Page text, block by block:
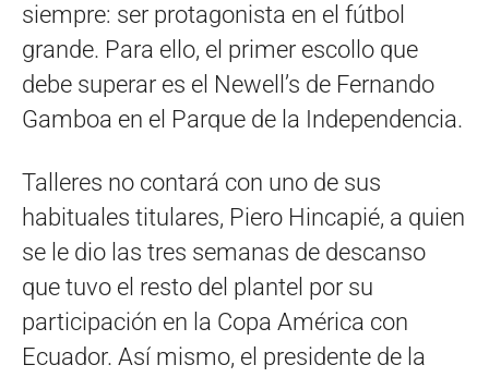
siempre: ser protagonista en el fútbol
grande. Para ello, el primer escollo que
debe superar es el Newell’s de Fernando
Gamboa en el Parque de la Independencia.
Talleres no contará con uno de sus
habituales titulares, Piero Hincapié, a quien
se le dio las tres semanas de descanso
que tuvo el resto del plantel por su
participación en la Copa América con
Ecuador. Así mismo, el presidente de la